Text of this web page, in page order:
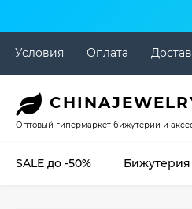
Условия Оплата
CHINA
Оптовый гипермаркет бижутерии и
SALE до -50% Бижутерия